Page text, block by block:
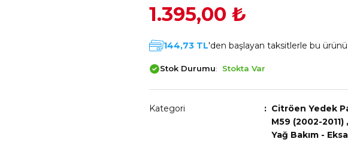
1.395,00 ₺
144,73 TL'den başlayan taksitlerle bu ürünü
Stok Durumu Stokta Var
Kategori Citröen Yedek
M59 (2002-2011) ,
Yağ Bakım -